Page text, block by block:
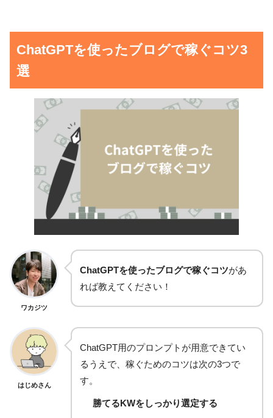
ChatGPTを使ったブログで稼ぐコツ3
選
ワカジツ
ChatGPTを使ったブログで稼ぐコツがあ
れば教えてください！
はじめさん
ChatGPT用のプロンプトが用意できてい
るうえで、稼ぐためのコツは次の3つで
す。
勝てるKWをしっかり選定する